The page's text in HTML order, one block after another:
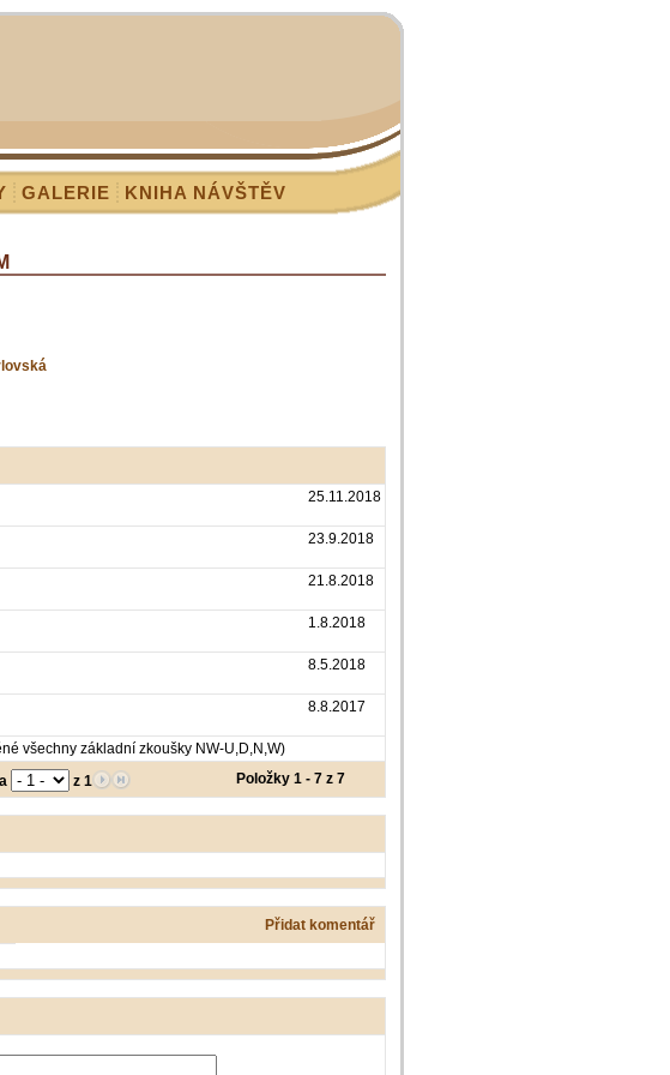
GALERIE KNIHA NÁVŠTĚV
25.11.2018
23.9.2018
21.8.2018
1.8.2018
8.5.2018
8.8.2017
všechny základní zkoušky NW-U,D,N,W)
z 1 Položky 1 - 7 z 7
Přidat komentář